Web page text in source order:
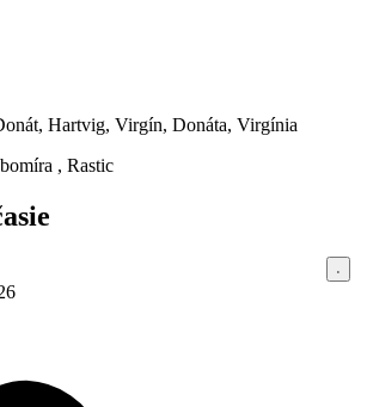
Hartvig, Virgín, Donáta, Virgínia
, Rastic